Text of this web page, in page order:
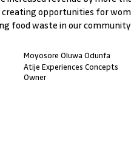
creating opportunities for
food waste in our community
Moyosore Oluwa Odunfa
Atije Experiences Concepts
Owner